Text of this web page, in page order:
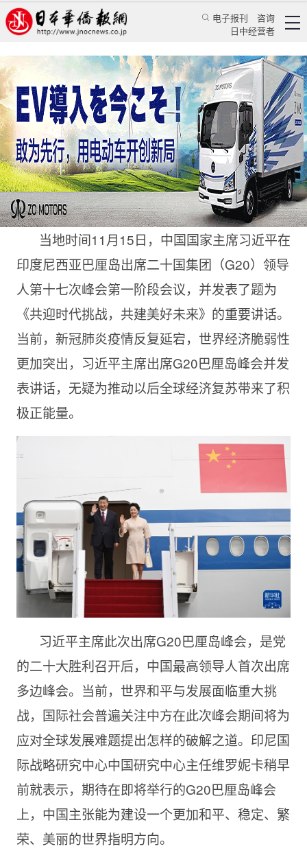
电子报刊
咨询
日中经营者
中国为G20合作不断贡献智慧和动能
李杨 评论 国际视角
日本华侨报 2022/11/17 13:26:13
当地时间11月15日，中国国家主席习近平在
印度尼西亚巴厘岛出席二十国集团（G20）领导
人第十七次峰会第一阶段会议，并发表了题为
《共迎时代挑战，共建美好未来》的重要讲话。
当前，新冠肺炎疫情反复延宕，世界经济脆弱性
更加突出，习近平主席出席G20巴厘岛峰会并发
表讲话，无疑为推动以后全球经济复苏带来了积
极正能量。
习近平主席此次出席G20巴厘岛峰会，是党
的二十大胜利召开后，中国最高领导人首次出席
多边峰会。当前，世界和平与发展面临重大挑
战，国际社会普遍关注中方在此次峰会期间将为
应对全球发展难题提出怎样的破解之道。印尼国
际战略研究中心中国研究中心主任维罗妮卡稍早
前就表示，期待在即将举行的G20巴厘岛峰会
上，中国主张能为建设一个更加和平、稳定、繁
荣、美丽的世界指明方向。